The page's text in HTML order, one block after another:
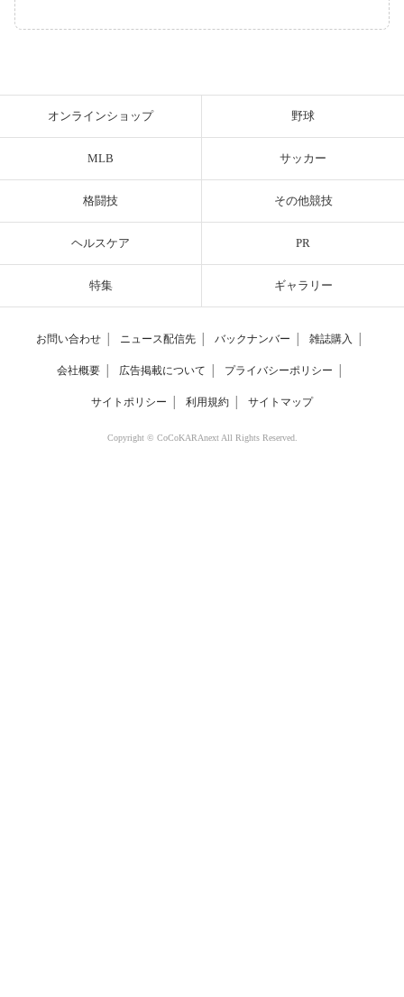
オンラインショップ 野球
MLB サッカー
格闘技 その他競技
ヘルスケア PR
特集 ギャラリー
お問い合わせ ニュース配信先 バックナンバー 雑誌購入
会社概要 広告掲載について プライバシーポリシー
サイトポリシー 利用規約 サイトマップ
Copyright © CoCoKARAnext All Rights Reserved.